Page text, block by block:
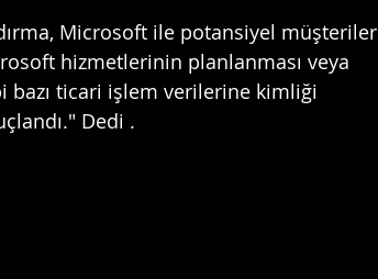
Microsoft ile potansiyel müşteriler
hizmetlerinin planlanması veya
bazı ticari işlem verilerine kimliği
Dedi .